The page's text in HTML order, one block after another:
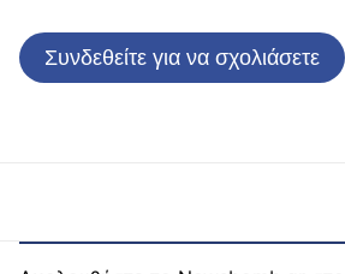
Συνδεθείτε για να σχολιάσετε